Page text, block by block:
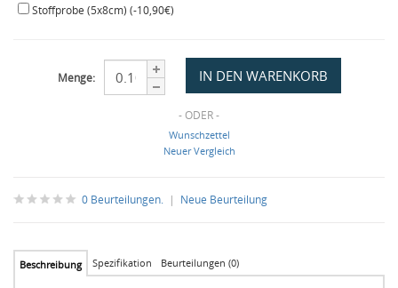
Stoffprobe (5x8cm) (-10,90€)
Menge:
- ODER -
Wunschzettel
Neuer Vergleich
0 Beurteilungen. | Neue Beurteilung
Beschreibung Spezifikation Beurteilungen (0)